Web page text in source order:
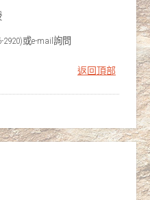
或e-mail詢問
返回頂部